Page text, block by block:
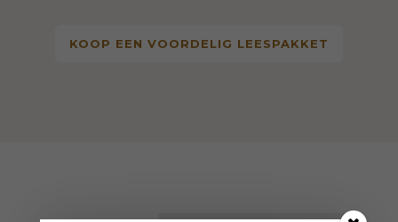
KOOP EEN VOORDELIG LEESPAKKET